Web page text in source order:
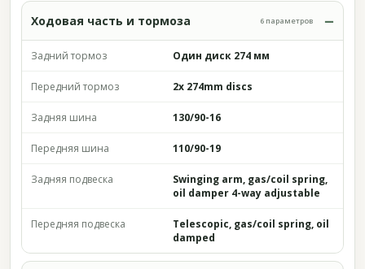
Ходовая часть и тормоза 6 параметров
Задний тормоз Один диск 274 мм
Передний тормоз 2x 274mm discs
Задняя шина 130/90-16
Передняя шина 110/90-19
Задняя подвеска
Swinging arm, gas/coil spring,
oil damper 4-way adjustable
Передняя подвеска
Telescopic, gas/coil spring, oil
damped